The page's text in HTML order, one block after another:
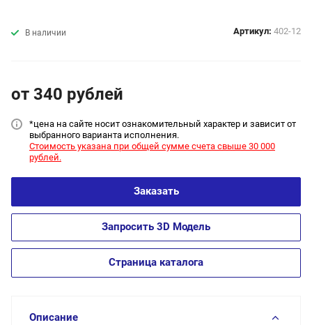
В наличии Артикул: 402-12
от 340 рублей
*цена на сайте носит ознакомительный характер и зависит от
выбранного варианта исполнения.
Стоимость указана при общей сумме счета свыше 30 000
рублей.
Заказать
Запросить 3D Модель
Страница каталога
Описание